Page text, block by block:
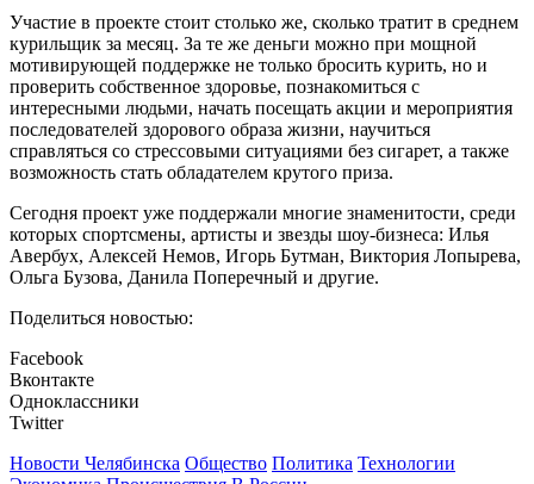
Участие в проекте стоит столько же, сколько тратит в среднем
курильщик за месяц. За те же деньги можно при мощной
мотивирующей поддержке не только бросить курить, но и
проверить собственное здоровье, познакомиться с
интересными людьми, начать посещать акции и мероприятия
последователей здорового образа жизни, научиться
справляться со стрессовыми ситуациями без сигарет, а также
возможность стать обладателем крутого приза.
Сегодня проект уже поддержали многие знаменитости, среди
которых спортсмены, артисты и звезды шоу-бизнеса: Илья
Авербух, Алексей Немов, Игорь Бутман, Виктория Лопырева,
Ольга Бузова, Данила Поперечный и другие.
Поделиться новостью:
Facebook
Вконтакте
Одноклассники
Twitter
Новости Челябинска Общество Политика Технологии